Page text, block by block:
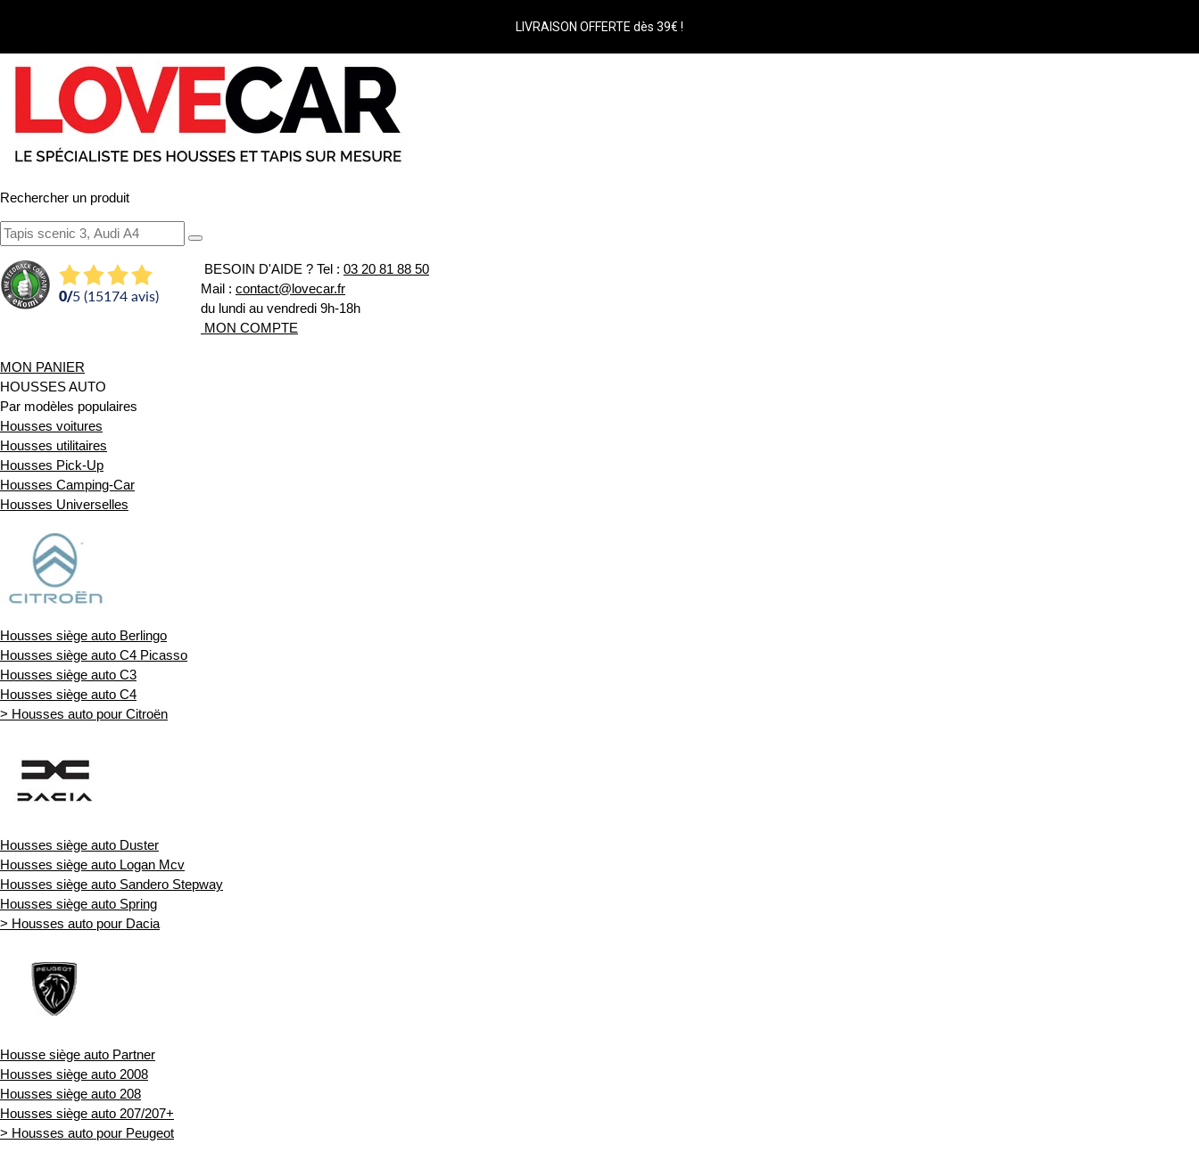
LIVRAISON OFFERTE dès 39€ !
Rechercher un produit
0/5 (15174 avis)
BESOIN D'AIDE ? Tel : 03 20 81 88 50
Mail : contact@lovecar.fr
du lundi au vendredi 9h-18h
MON COMPTE
MON PANIER
HOUSSES AUTO
Par modèles populaires
Housses voitures
Housses utilitaires
Housses Pick-Up
Housses Camping-Car
Housses Universelles
Housses siège auto Berlingo
Housses siège auto C4 Picasso
Housses siège auto C3
Housses siège auto C4
> Housses auto pour Citroën
Housses siège auto Duster
Housses siège auto Logan Mcv
Housses siège auto Sandero Stepway
Housses siège auto Spring
> Housses auto pour Dacia
Housse siège auto Partner
Housses siège auto 2008
Housses siège auto 208
Housses siège auto 207/207+
> Housses auto pour Peugeot